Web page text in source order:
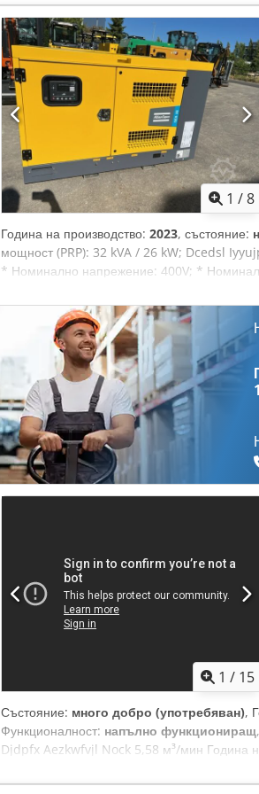
работа, с гаранция. Осигуряваме сервизно
1 /8
Година на производство: 2023, състояние:
мощност (PRP): 32 kVA / 26 kW; Dcedsl
* Номинално напрежение: 400V; *
Размери: 2 225 x 970 x 1 185 мм (ДxШxВ) –
1 / 15
Състояние: много добро (употребяван),
Функционалност: напълно функциониращ
Djdpfx Aezkwfvjl Nock 5,58 м³/мин Година